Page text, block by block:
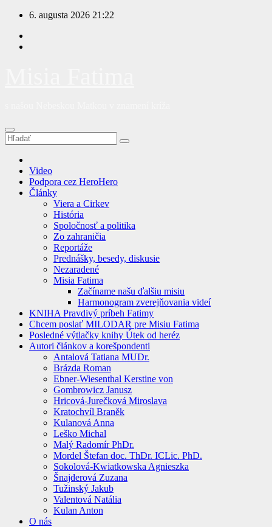
Prejsť
obsah
6. augusta 2026 21:22
Video
Podpora cez HeroHero
Články
Viera a Cirkev
História
Spoločnosť a politika
Zo zahraničia
Reportáže
Prednášky, besedy, diskusie
Nezaradené
Misia Fatima
Začíname našu ďalšiu misiu
Harmonogram zverejňovania videí
KNIHA Pravdivý príbeh Fatimy
Chcem poslať MILODAR pre Misiu Fatima
Posledné výtlačky knihy Útek od heréz
Autori článkov a korešpondenti
Antalová Tatiana MUDr.
Brázda Roman
Ebner-Wiesenthal Kerstine von
Gombrowicz Janusz
Hricová-Jurečková Miroslava
Kratochvíl Braněk
Kulanová Anna
Leško Michal
Malý Radomír PhDr.
Mordel Štefan doc. ThDr. ICLic. PhD.
Sokolová-Kwiatkowska Agnieszka
Šnajderová Zuzana
Tužinský Jakub
Valentová Natália
Kulan Anton
O nás